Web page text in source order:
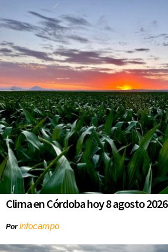
Clima en Córdoba hoy 8 agosto 2026
Porinfocampo